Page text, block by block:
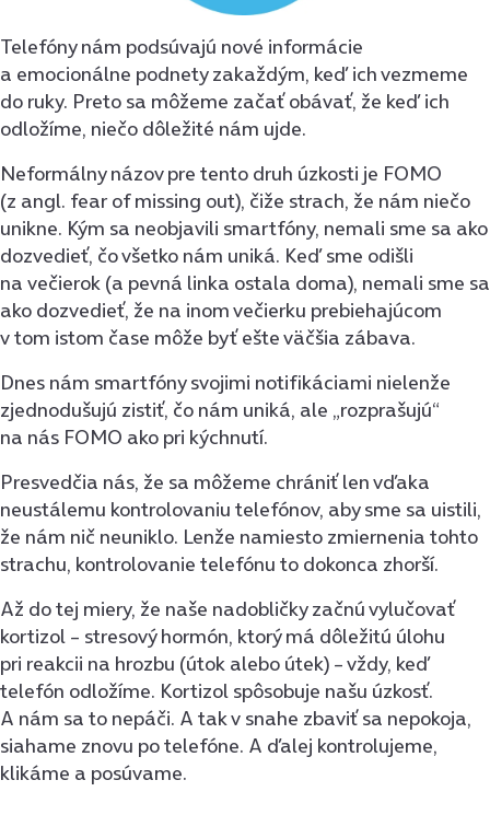
Telefóny nám podsúvajú nové informácie
a emocionálne podnety zakaždým, keď ich vezmeme
do ruky. Preto sa môžeme začať obávať, že keď ich
odložíme, niečo dôležité nám ujde.
Neformálny názov pre tento druh úzkosti je FOMO
(z angl. fear of missing out), čiže strach, že nám niečo
unikne. Kým sa neobjavili smartfóny, nemali sme sa ako
dozvedieť, čo všetko nám uniká. Keď sme odišli
na večierok (a pevná linka ostala doma), nemali sme sa
ako dozvedieť, že na inom večierku prebiehajúcom
v tom istom čase môže byť ešte väčšia zábava.
Dnes nám smartfóny svojimi notifikáciami nielenže
zjednodušujú zistiť, čo nám uniká, ale „rozprašujú“
na nás FOMO ako pri kýchnutí.
Presvedčia nás, že sa môžeme chrániť len vďaka
neustálemu kontrolovaniu telefónov, aby sme sa uistili,
že nám nič neuniklo. Lenže namiesto zmiernenia tohto
strachu, kontrolovanie telefónu to dokonca zhorší.
Až do tej miery, že naše nadobličky začnú vylučovať
kortizol – stresový hormón, ktorý má dôležitú úlohu
pri reakcii na hrozbu (útok alebo útek) – vždy, keď
telefón odložíme. Kortizol spôsobuje našu úzkosť.
A nám sa to nepáči. A tak v snahe zbaviť sa nepokoja,
siahame znovu po telefóne. A ďalej kontrolujeme,
klikáme a posúvame.